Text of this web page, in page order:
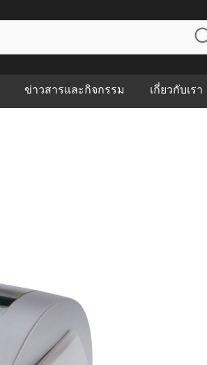
ข่าวสารและกิจกรรม เกี่ยวกับเรา